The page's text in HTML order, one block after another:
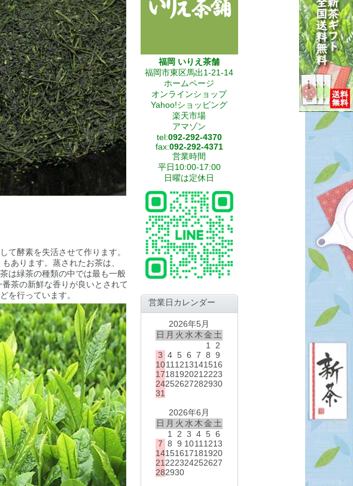
て酵素を失活させて作ります。
あります。蒸されたお茶は、
は緑茶の種類の中では最も一般
茶の新鮮な香りが良いとされて
を行っています。
福岡 いりえ茶舗
福岡市東区馬出1-21-14
ホームページ
オンラインショップ
Yahoo!ショッピング
楽天市場
アマゾン
tel:092-292-4370
fax:092-292-4371
営業時間
平日10:00-17:00
日曜は定休日
営業日カレンダー
2026年5月
日 月 火 水 木 金 土
1
2
3 4 5 6 7 8 9
1011 1213141516
1718192021 2223
24252627282930
31
2026年6月
日 月 火 水 木 金 土
1
2 3 4 5 6
7 8 9 1011 1213
14151617181920
21 222324252627
282930